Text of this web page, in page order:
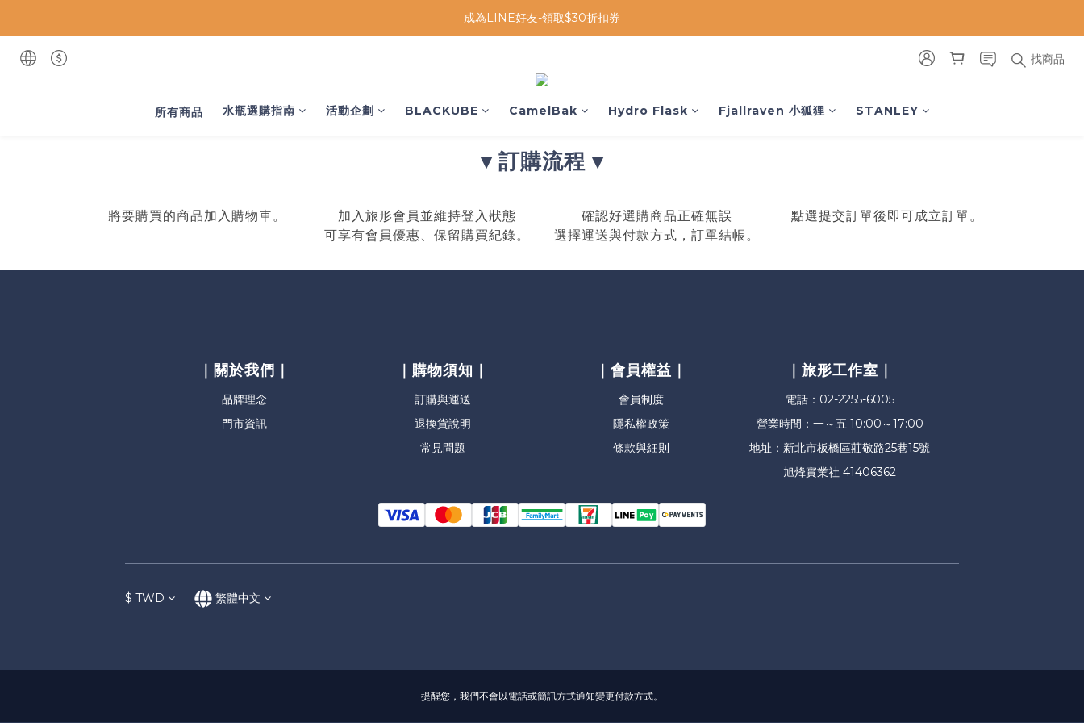
成為LINE好友-領取$30折扣券
找商品
所有商品 水瓶選購指南 活動企劃 BLACKUBE CamelBak Hydro Flask Fjallraven 小狐狸 STANLEY
▾ 訂購流程 ▾
將要購買的商品加入購物車。
加入旅形會員並維持登入狀態
可享有會員優惠、保留購買紀錄。
確認好選購商品正確無誤
選擇運送與付款方式，訂單結帳。
點選提交訂單後即可成立訂單。
｜關於我們｜
品牌理念
門市資訊
｜購物須知｜
訂購與運送
退換貨說明
常見問題
｜會員權益｜
會員制度
隱私權政策
條款與細則
｜旅形工作室｜
電話：02-2255-6005
營業時間：一～五 10:00～17:00
地址：新北市板橋區莊敬路25巷15號
旭烽實業社 41406362
$ TWD 繁體中文
提醒您，我們不會以電話或簡訊方式通知變更付款方式。